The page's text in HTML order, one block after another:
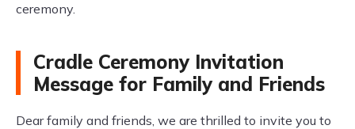
ceremony.
Cradle Ceremony Invitation
Message for Family and Friends
Dear family and friends, we are thrilled to invite you to